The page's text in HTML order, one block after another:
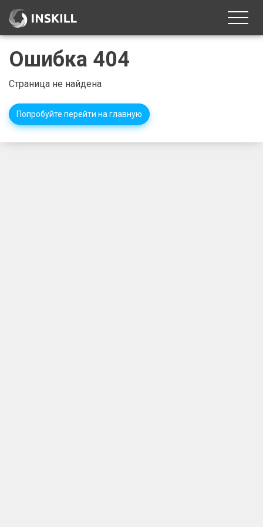
Toggle
Ошибка 404
Страница не найдена
Попробуйте перейти на главную